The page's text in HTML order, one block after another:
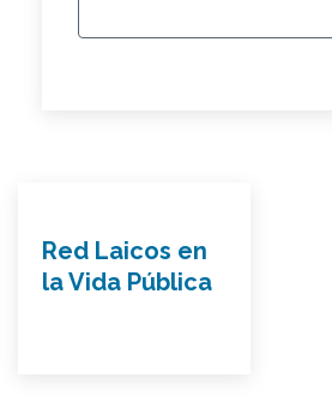
Red Laicos en
la Vida Pública